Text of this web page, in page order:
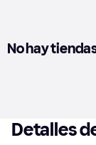
No hay
Detalles